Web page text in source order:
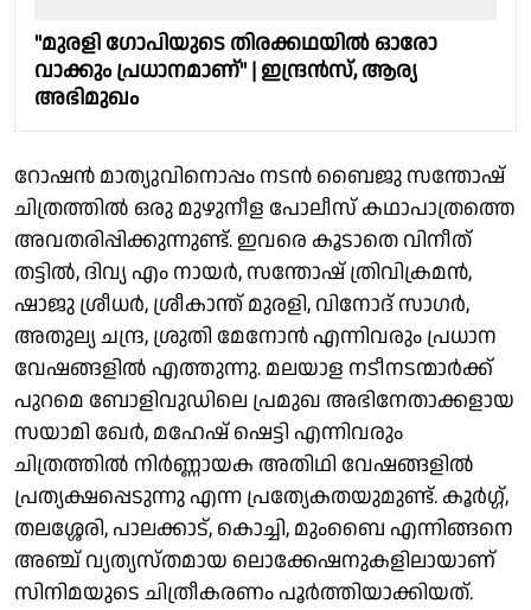
"മുരളി ഗോപിയുടെ തിരക്കഥയിൽ ഓരോ
വാക്കും പ്രധാനമാണ്" | ഇന്ദ്രൻസ്, ആര്യ
അഭിമുഖം
റോഷൻ മാത്യുവിനൊപ്പം നടൻ ബൈജു സന്തോഷ്‌
ചിത്രത്തിൽ ഒരു മുഴുനീള പോലീസ് കഥാപാത്രത്തെ
അവതരിപ്പിക്കുന്നുണ്ട്. ഇവരെ കൂടാതെ വിനീത്
തട്ടിൽ, ദിവ്യ എം നായർ, സന്തോഷ് ത്രിവിക്രമൻ,
ഷാജു ശ്രീധർ, ശ്രീകാന്ത് മുരളി, വിനോദ് സാഗർ,
അതുല്യ ചന്ദ്ര, ശ്രുതി മേനോൻ എന്നിവരും പ്രധാന
വേഷങ്ങളിൽ എത്തുന്നു. മലയാള നടീനടന്മാർക്ക്
പുറമെ ബോളിവുഡിലെ പ്രമുഖ അഭിനേതാക്കളായ
സയാമി ഖേർ, മഹേഷ്‌ ഷെട്ടി എന്നിവരും
ചിത്രത്തിൽ നിർണ്ണായക അതിഥി വേഷങ്ങളിൽ
പ്രത്യക്ഷപ്പെടുന്നു എന്ന പ്രത്യേകതയുമുണ്ട്. കൂർഗ്ഗ്,
തലശ്ശേരി, പാലക്കാട്, കൊച്ചി, മുംബൈ എന്നിങ്ങനെ
അഞ്ച് വ്യത്യസ്തമായ ലൊക്കേഷനുകളിലായാണ്
സിനിമയുടെ ചിത്രീകരണം പൂർത്തിയാക്കിയത്.